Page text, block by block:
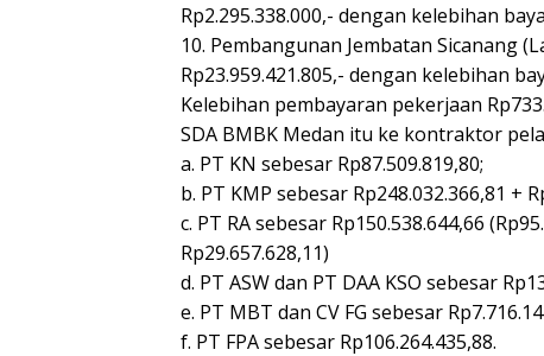
Rp2.295.338.000,- dengan kelebihan
10. Pembangunan Jembatan Sicanang
Rp23.959.421.805,- dengan kelebihan
Kelebihan pembayaran pekerjaan
SDA BMBK Medan itu ke kontraktor
a. PT KN sebesar Rp87.509.819,80;
b. PT KMP sebesar Rp248.032.366,81 +
c. PT RA sebesar Rp150.538.644,66
Rp29.657.628,11)
d. PT ASW dan PT DAA KSO sebesar
e. PT MBT dan CV FG sebesar
f. PT FPA sebesar Rp106.264.435,88.